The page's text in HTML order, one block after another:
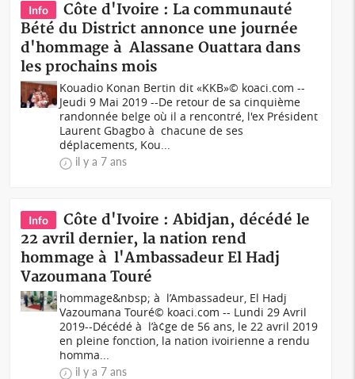
Info
Côte d'Ivoire : La communauté
Bété du District annonce une journée
d'hommage à Alassane Ouattara dans
les prochains mois
Kouadio Konan Bertin dit «KKB»© koaci.com --
Jeudi 9 Mai 2019 --De retour de sa cinquième
randonnée belge où il a rencontré, l'ex Président
Laurent Gbagbo à chacune de ses
déplacements, Kou...
il y a 7 ans
Info
Côte d'Ivoire : Abidjan, décédé le
22 avril dernier, la nation rend
hommage à l'Ambassadeur El Hadj
Vazoumana Touré
hommage&nbsp; à l’Ambassadeur, El Hadj
Vazoumana Touré© koaci.com -- Lundi 29 Avril
2019--Décédé à l’à¢ge de 56 ans, le 22 avril 2019
en pleine fonction, la nation ivoirienne a rendu
homma...
il y a 7 ans